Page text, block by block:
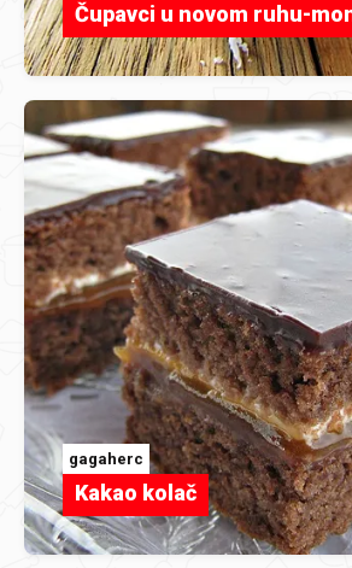
Čupavci u novom ruhu-
gagaherc
Kakao kolač